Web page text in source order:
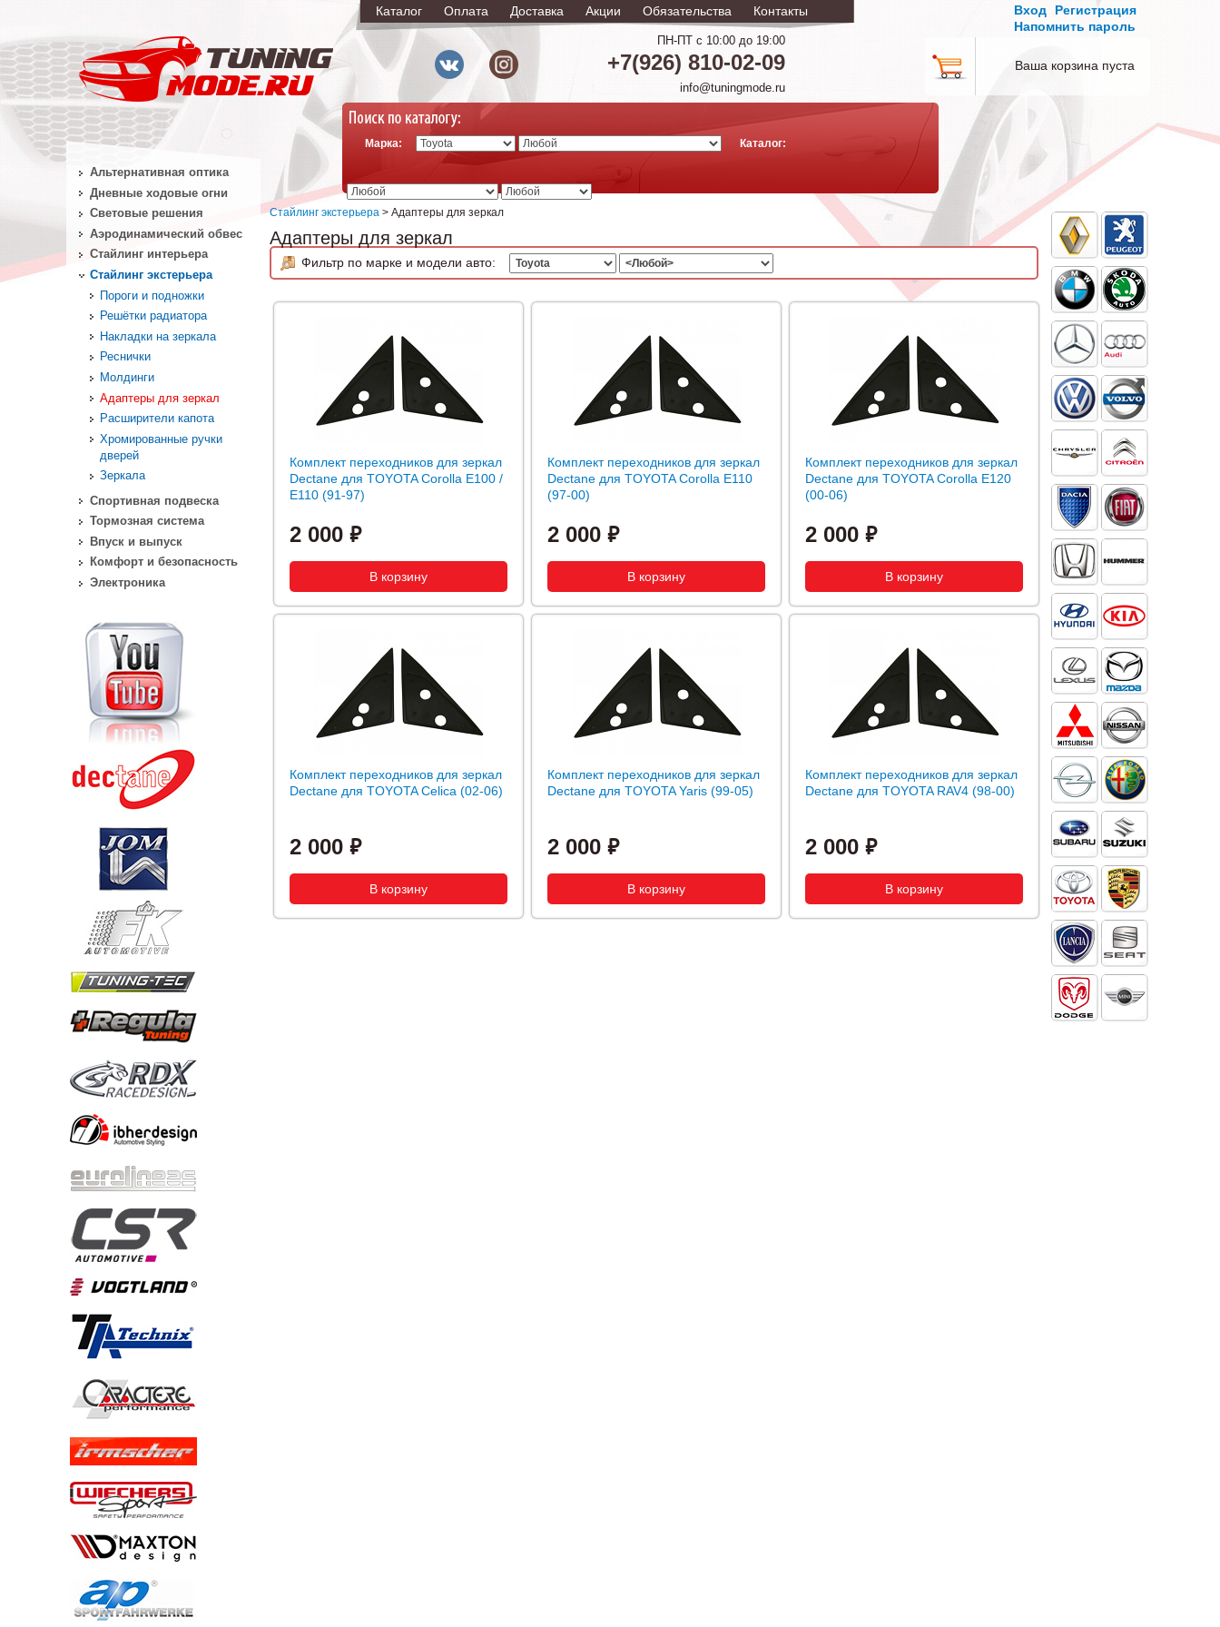
ПН-ПТ с 10:00 до 19:00
+7(926) 810-02-09
info@tuningmode.ru
Каталог Оплата Доставка Акции Обязательства Контакты Вход
Регистрация
Напомнить пароль
Ваша корзина пуста
Марка: Каталог:
Стайлинг экстерьера > Адаптеры для зеркал
Адаптеры для зеркал
Фильтр по марке и модели авто:
Комплект переходников для зеркал
Dectane для TOYOTA Corolla E100 /
E110 (91-97)
2 000
Комплект переходников для зеркал
Dectane для TOYOTA Corolla E110
(97-00)
2 000
Комплект переходников для зеркал
Dectane для TOYOTA Corolla E120
(00-06)
2 000
Комплект переходников для зеркал
Dectane для TOYOTA Celica (02-06)
2 000
Комплект переходников для зеркал
Dectane для TOYOTA Yaris (99-05)
2 000
Комплект переходников для зеркал
Dectane для TOYOTA RAV4 (98-00)
2 000
Альтернативная оптика
Дневные ходовые огни
Световые решения
Аэродинамический обвес
Стайлинг интерьера
Стайлинг экстерьера
Пороги и подножки
Решётки радиатора
Накладки на зеркала
Реснички
Молдинги
Адаптеры для зеркал
Расширители капота
Хромированные ручки
дверей
Зеркала
Спортивная подвеска
Тормозная система
Впуск и выпуск
Комфорт и безопасность
Электроника